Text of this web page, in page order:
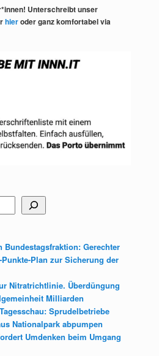
Unterschreibt unser
hieroder ganz komfortabel via
Bundestagsfraktion: Gerechter
Plan zur Sicherung der
Nitratrichtlinie. Überdüngung
Milliarden
Sprudelbetriebe
Nationalpark abpumpen
Umdenken beim Umgang